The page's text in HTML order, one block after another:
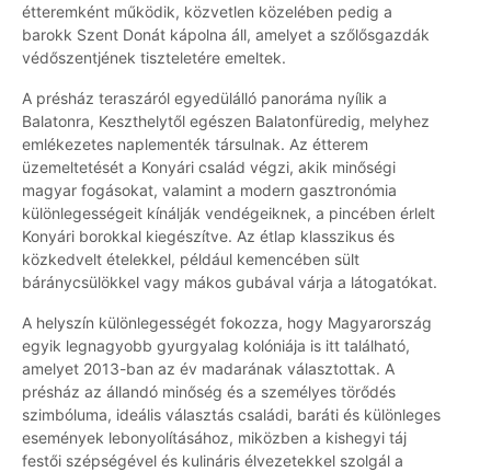
étteremként működik, közvetlen közelében pedig a
barokk Szent Donát kápolna áll, amelyet a szőlősgazdák
védőszentjének tiszteletére emeltek.
A présház teraszáról egyedülálló panoráma nyílik a
Balatonra, Keszthelytől egészen Balatonfüredig, melyhez
emlékezetes naplementék társulnak. Az étterem
üzemeltetését a Konyári család végzi, akik minőségi
magyar fogásokat, valamint a modern gasztronómia
különlegességeit kínálják vendégeiknek, a pincében érlelt
Konyári borokkal kiegészítve. Az étlap klasszikus és
közkedvelt ételekkel, például kemencében sült
báránycsülökkel vagy mákos gubával várja a látogatókat.
A helyszín különlegességét fokozza, hogy Magyarország
egyik legnagyobb gyurgyalag kolóniája is itt található,
amelyet 2013-ban az év madarának választottak. A
présház az állandó minőség és a személyes törődés
szimbóluma, ideális választás családi, baráti és különleges
események lebonyolításához, miközben a kishegyi táj
festői szépségével és kulináris élvezetekkel szolgál a